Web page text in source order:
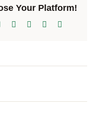
Your Platform!
TumblrPinterest Xing